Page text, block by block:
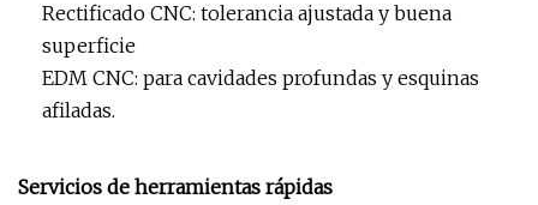
Rectificado CNC: tolerancia ajustada y buena
superficie
EDM CNC: para cavidades profundas y esquinas
afiladas.
Servicios de herramientas rápidas